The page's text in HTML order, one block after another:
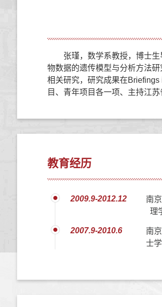
张瑾，数学系教授，博士
物数据的遗传模型与分析方法
相关研究，研究成果在
目、青年项目各一项、主持江
教育经历
2009.9-2012.12
南
理
2007.9-2010.6
南
士